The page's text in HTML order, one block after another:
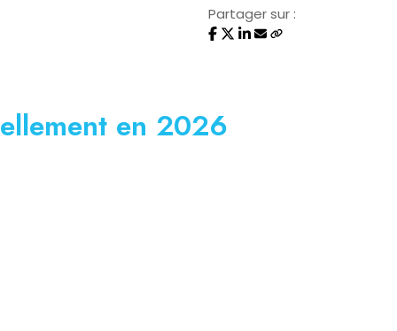
Partager sur :
en 2026